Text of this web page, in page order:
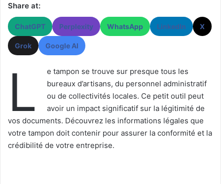
Share at:
ChatGPT Perplexity WhatsApp LinkedIn X
Grok Google AI
L
e tampon se trouve sur presque tous les
bureaux d’artisans, du personnel administratif
ou de collectivités locales. Ce petit outil peut
avoir un impact significatif sur la légitimité de
vos documents. Découvrez les informations légales que
votre tampon doit contenir pour assurer la conformité et la
crédibilité de votre entreprise.